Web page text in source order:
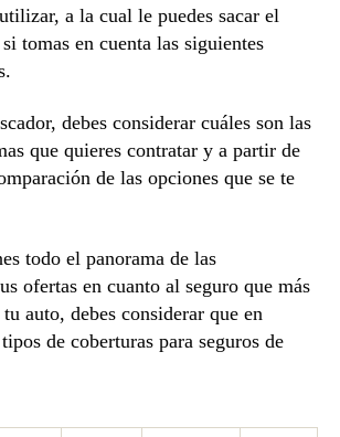
a la cual le puedes sacar el
tomas en cuenta las siguientes
debes considerar cuáles son las
que quieres contratar y a partir de
de las opciones que se te
todo el panorama de las
ofertas en cuanto al seguro que más
auto, debes considerar que en
de coberturas para seguros de